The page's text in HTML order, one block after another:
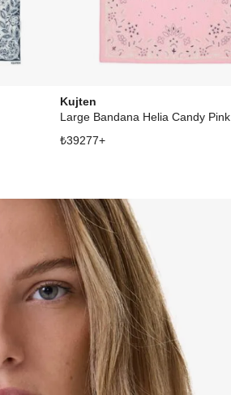
Kujten
Large Bandana Helia Candy Pink
₺39277+